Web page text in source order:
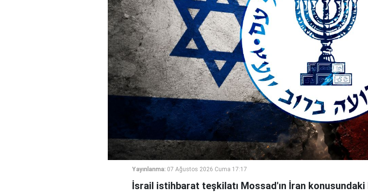
Yayınlanma: 07 Ağustos 2026 Cuma 17:17
İsrail istihbarat teşkilatı Mossad'ın İran konusundaki